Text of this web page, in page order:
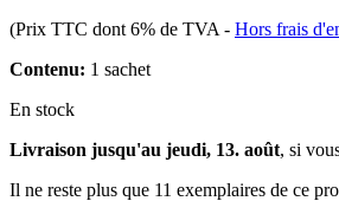
(Prix TTC dont 6% de TVA - Hors frais
Contenu: 1 sachet
En stock
Livraison jusqu'au jeudi, 13. août, si
Il ne reste plus que 11 exemplaires de ce